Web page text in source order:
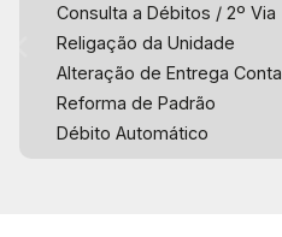
Consulta a Débitos / 2º Via
Religação da Unidade
Alteração de Entrega Conta
Reforma de Padrão
Débito Automático